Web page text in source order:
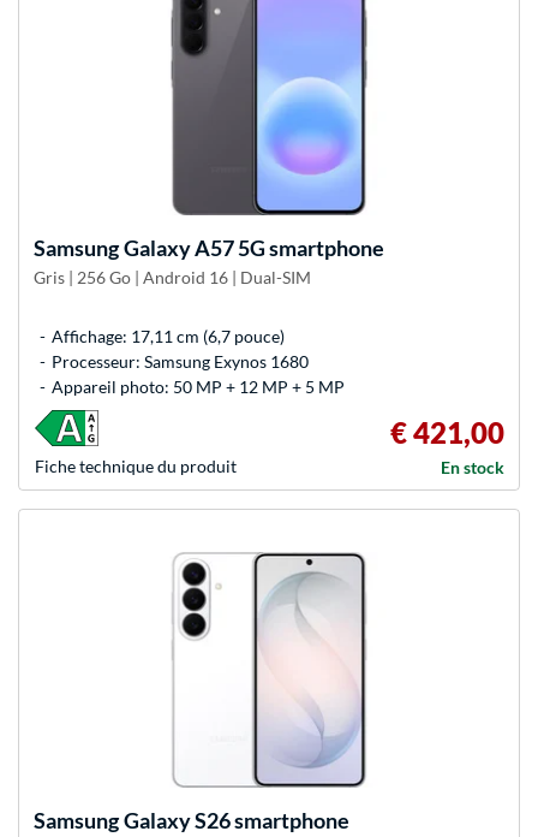
SamsungGalaxy A57 5G smartphone
Gris | 256 Go | Android 16 | Dual-SIM
Affichage: 17,11 cm (6,7 pouce)
Processeur: Samsung Exynos 1680
Appareil photo: 50 MP + 12 MP + 5 MP
Fiche technique du produit
€ 421,00
En stock
SamsungGalaxy S26 smartphone